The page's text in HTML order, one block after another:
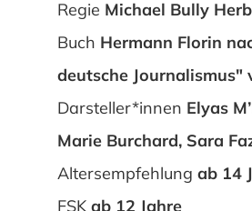
Regie Michael Bully
Buch Hermann Florin
deutsche Journalismus"
Darsteller*innen Elyas
Marie Burchard, Sara
Altersempfehlung ab 14
FSK ab 12 Jahre